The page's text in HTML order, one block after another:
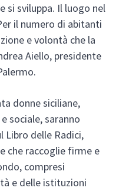
si sviluppa. Il luogo nel
il numero di abitanti
e volontà che la
Aiello, presidente
donne siciliane,
sociale, saranno
Libro delle Radici,
che raccoglie firme e
compresi
e delle istituzioni